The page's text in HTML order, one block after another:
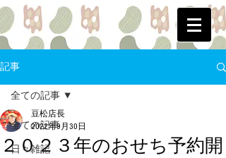
記事
全ての記事
日々雑記
全ての記事
２０２３年のおせち予約開
豆松店長
2022年9月30日